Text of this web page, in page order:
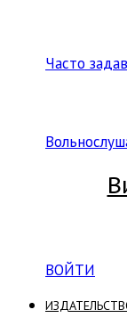
Часто
ВОЙТИ